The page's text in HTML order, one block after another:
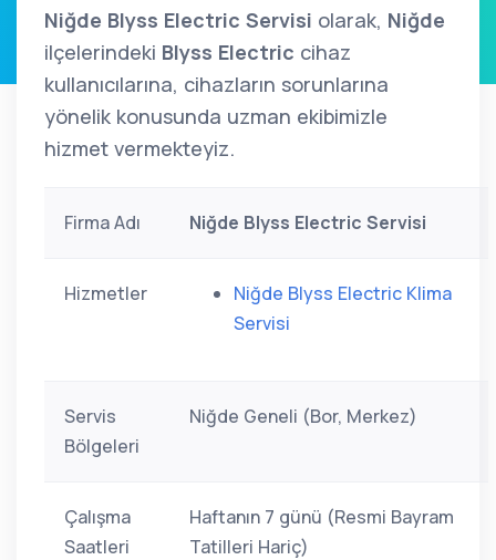
Niğde Blyss Electric Servisi olarak, Niğde
ilçelerindeki Blyss Electric cihaz
kullanıcılarına, cihazların sorunlarına
yönelik konusunda uzman ekibimizle
hizmet vermekteyiz.
Firma Adı Niğde Blyss Electric Servisi
Hizmetler
Niğde Blyss Electric Klima
Servisi
Servis
Bölgeleri
Niğde Geneli (Bor, Merkez)
Çalışma
Saatleri
Haftanın 7 günü (Resmi Bayram
Tatilleri Hariç)